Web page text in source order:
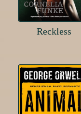
Reckless